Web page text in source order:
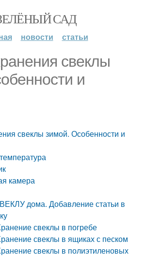
САД
новости статьи
свеклы
и
свеклы зимой. Особенности и
камера
дома. Добавление статьи в
свеклы в погребе
свеклы в ящиках с песком
свеклы в полиэтиленовых